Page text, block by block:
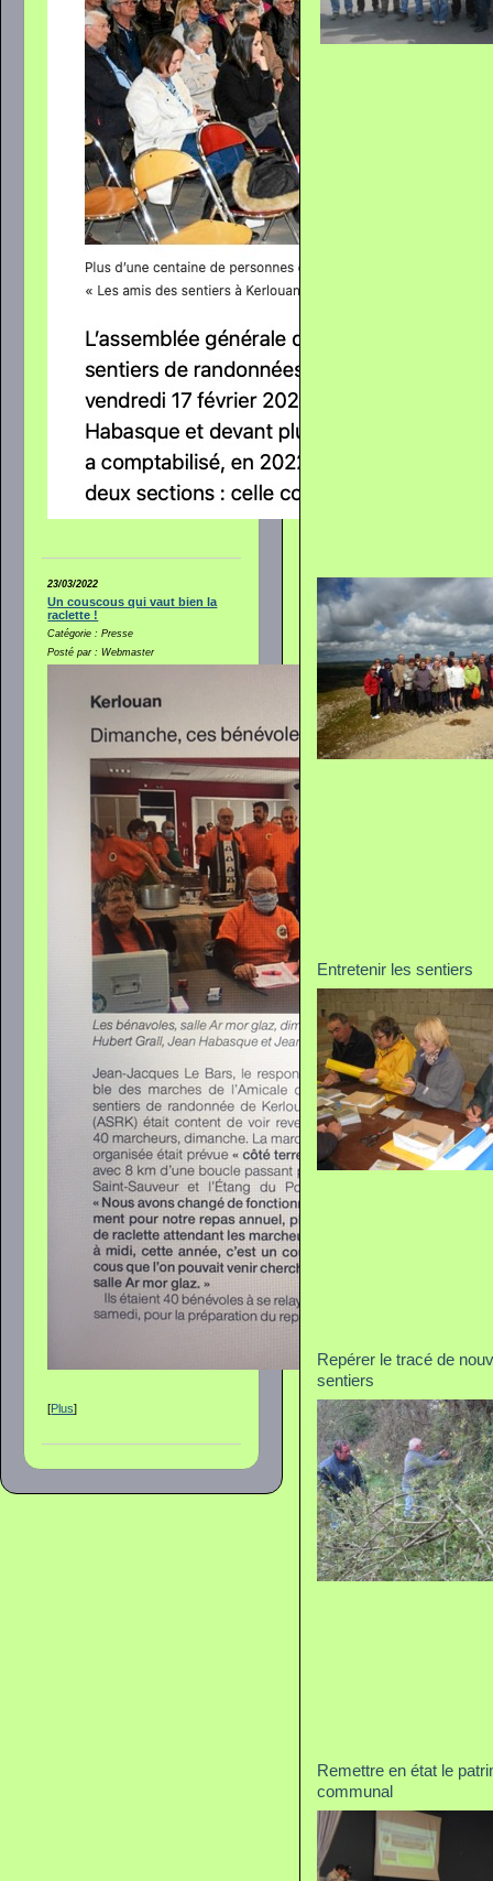
23/03/2022
Un couscous qui vaut bien la
raclette !
Catégorie : Presse
Posté par : Webmaster
[Plus]
Entretenir les sentiers
Repérer le tracé de
sentiers
Remettre en état le
communal